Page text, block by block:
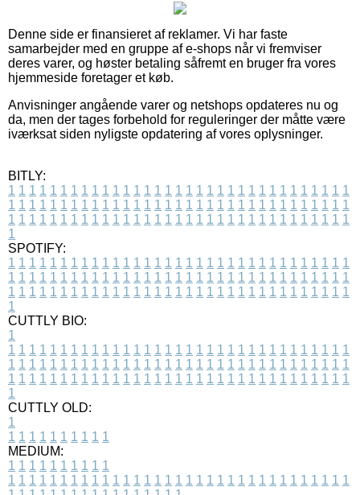
Denne side er finansieret af reklamer. Vi har faste
samarbejder med en gruppe af e-shops når vi fremviser
deres varer, og høster betaling såfremt en bruger fra vores
hjemmeside foretager et køb.
Anvisninger angående varer og netshops opdateres nu og
da, men der tages forbehold for reguleringer der måtte være
iværksat siden nyligste opdatering af vores oplysninger.
BITLY:
1 1 1 1 1 1 1 1 1 1 1 1 1 1 1 1 1 1 1 1 1 1 1 1 1 1 1 1 1 1 1 1 1
1 1 1 1 1 1 1 1 1 1 1 1 1 1 1 1 1 1 1 1 1 1 1 1 1 1 1 1 1 1 1 1 1
1 1 1 1 1 1 1 1 1 1 1 1 1 1 1 1 1 1 1 1 1 1 1 1 1 1 1 1 1 1 1 1 1
1
SPOTIFY:
1 1 1 1 1 1 1 1 1 1 1 1 1 1 1 1 1 1 1 1 1 1 1 1 1 1 1 1 1 1 1 1 1
1 1 1 1 1 1 1 1 1 1 1 1 1 1 1 1 1 1 1 1 1 1 1 1 1 1 1 1 1 1 1 1 1
1 1 1 1 1 1 1 1 1 1 1 1 1 1 1 1 1 1 1 1 1 1 1 1 1 1 1 1 1 1 1 1 1
1
CUTTLY BIO:
1
1 1 1 1 1 1 1 1 1 1 1 1 1 1 1 1 1 1 1 1 1 1 1 1 1 1 1 1 1 1 1 1 1
1 1 1 1 1 1 1 1 1 1 1 1 1 1 1 1 1 1 1 1 1 1 1 1 1 1 1 1 1 1 1 1 1
1 1 1 1 1 1 1 1 1 1 1 1 1 1 1 1 1 1 1 1 1 1 1 1 1 1 1 1 1 1 1 1 1
1
CUTTLY OLD:
1
1 1 1 1 1 1 1 1 1 1
MEDIUM:
1 1 1 1 1 1 1 1 1 1
1 1 1 1 1 1 1 1 1 1 1 1 1 1 1 1 1 1 1 1 1 1 1 1 1 1 1 1 1 1 1 1 1